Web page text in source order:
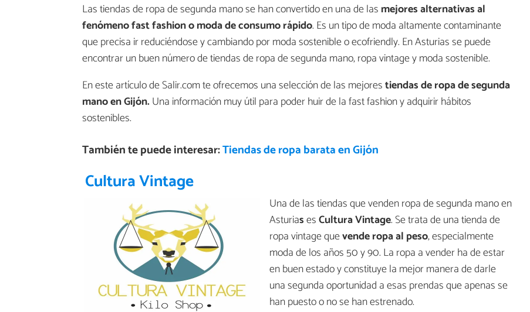
Las tiendas de ropa de segunda mano se han convertido en una de las mejores alternativas al
fenómeno fast fashion o moda de consumo rápido. Es un tipo de moda altamente contaminante
que precisa ir reduciéndose y cambiando por moda sostenible o ecofriendly. En Asturias se puede
encontrar un buen número de tiendas de ropa de segunda mano, ropa vintage y moda sostenible.
En este artículo de Salir.com te ofrecemos una selección de las mejorestiendas de ropa de segunda
mano en Gijón.Una información muy útil para poder huir de la fast fashion y adquirir hábitos
sostenibles.
También te puede interesar:Tiendas de ropa barata en Gijón
Cultura Vintage
Una de las tiendas que venden ropa de segunda mano en
AsturiasesCultura Vintage. Se trata de una tienda de
ropa vintage quevende ropa al peso, especialmente
moda de los años 50 y 90. La ropa a vender ha de estar
en buen estado y constituye la mejor manera de darle
una segunda oportunidad a esas prendas que apenas se
han puesto o no se han estrenado.